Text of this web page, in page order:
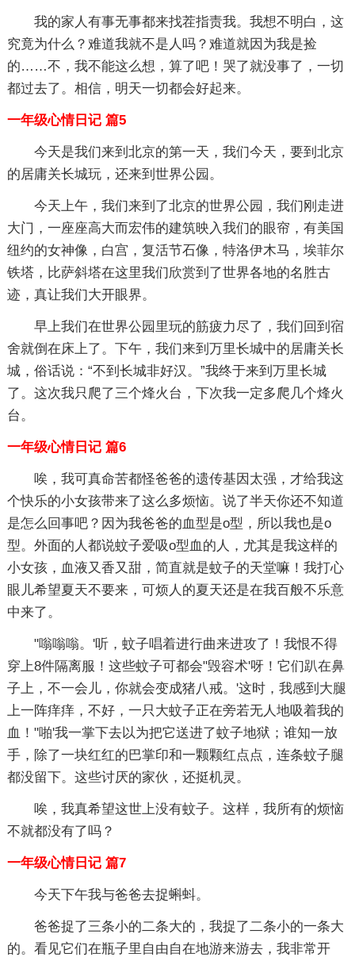
我的家人有事无事都来找茬指责我。我想不明白，这
究竟为什么？难道我就不是人吗？难道就因为我是捡
的……不，我不能这么想，算了吧！哭了就没事了，一切
都过去了。相信，明天一切都会好起来。
一年级心情日记 篇5
今天是我们来到北京的第一天，我们今天，要到北京
的居庸关长城玩，还来到世界公园。
今天上午，我们来到了北京的世界公园，我们刚走进
大门，一座座高大而宏伟的建筑映入我们的眼帘，有美国
纽约的女神像，白宫，复活节石像，特洛伊木马，埃菲尔
铁塔，比萨斜塔在这里我们欣赏到了世界各地的名胜古
迹，真让我们大开眼界。
早上我们在世界公园里玩的筋疲力尽了，我们回到宿
舍就倒在床上了。下午，我们来到万里长城中的居庸关长
城，俗话说：“不到长城非好汉。”我终于来到万里长城
了。这次我只爬了三个烽火台，下次我一定多爬几个烽火
台。
一年级心情日记 篇6
唉，我可真命苦都怪爸爸的遗传基因太强，才给我这
个快乐的小女孩带来了这么多烦恼。说了半天你还不知道
是怎么回事吧？因为我爸爸的血型是o型，所以我也是o
型。外面的人都说蚊子爱吸o型血的人，尤其是我这样的
小女孩，血液又香又甜，简直就是蚊子的天堂嘛！我打心
眼儿希望夏天不要来，可烦人的夏天还是在我百般不乐意
中来了。
"嗡嗡嗡。'听，蚊子唱着进行曲来进攻了！我恨不得
穿上8件隔离服！这些蚊子可都会"毁容术'呀！它们趴在鼻
子上，不一会儿，你就会变成猪八戒。'这时，我感到大腿
上一阵痒痒，不好，一只大蚊子正在旁若无人地吸着我的
血！"啪'我一掌下去以为把它送进了蚊子地狱；谁知一放
手，除了一块红红的巴掌印和一颗颗红点点，连条蚊子腿
都没留下。这些讨厌的家伙，还挺机灵。
唉，我真希望这世上没有蚊子。这样，我所有的烦恼
不就都没有了吗？
一年级心情日记 篇7
今天下午我与爸爸去捉蝌蚪。
爸爸捉了三条小的二条大的，我捉了二条小的一条大
的。看见它们在瓶子里自由自在地游来游去，我非常开